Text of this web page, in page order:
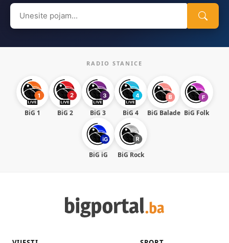
Search
for:
RADIO STANICE
BiG 1 BiG 2 BiG 3 BiG 4 BiG Balade BiG Folk
BiG iG BiG Rock